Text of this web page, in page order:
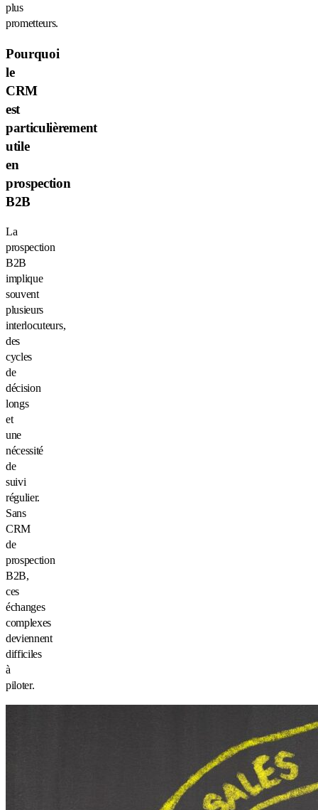
plus
prometteurs.
Pourquoi
le
CRM
est
particulièrement
utile
en
prospection
B2B
La
prospection
B2B
implique
souvent
plusieurs
interlocuteurs,
des
cycles
de
décision
longs
et
une
nécessité
de
suivi
régulier.
Sans
CRM
de
prospection
B2B,
ces
échanges
complexes
deviennent
difficiles
à
piloter.